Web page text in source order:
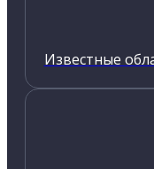
Известные